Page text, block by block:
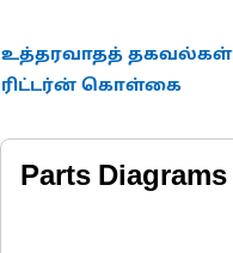
உத்தரவாதத் தகவல்கள்
ரிட்டர்ன் கொள்கை
Parts Diagrams